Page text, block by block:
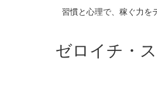
習慣と心理で、稼ぐ力を
ゼロイチ・